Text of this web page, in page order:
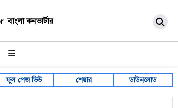
বাংলা কনভার্টার
ফুল পেজ ভিউ শেয়ার ডাউনলোড